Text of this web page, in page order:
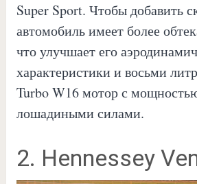
Super Sport. Чтобы добавить
автомобиль имеет более
что улучшает его
характеристики и восьми
Turbo W16 мотор с
лошадиными силами.
2. Hennessey